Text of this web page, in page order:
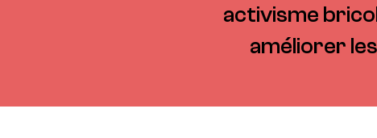
activisme
améliorer